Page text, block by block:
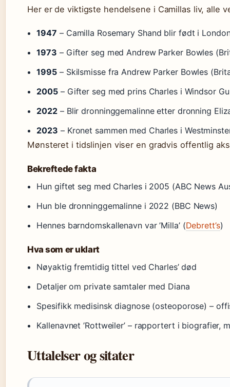
Her er de viktigste hendelsene i Camillas liv, alle
1947 – Camilla Rosemary Shand blir født i
1973 – Gifter seg med Andrew Parker Bowles
1995 – Skilsmisse fra Andrew Parker Bowles
2005 – Gifter seg med prins Charles i Windsor
2022 – Blir dronninggemalinne etter dronning
2023 – Kronet sammen med Charles i
Mønsteret i tidslinjen viser en gradvis offentlig
Bekreftede fakta
Hun giftet seg med Charles i 2005 (ABC News
Hun ble dronninggemalinne i 2022 (BBC News)
Hennes barndomskallenavn var ’Milla’ (Debrett’s)
Hva som er uklart
Nøyaktig fremtidig tittel ved Charles’ død
Detaljer om private samtaler med Diana
Spesifikk medisinsk diagnose (osteoporose) –
Kallenavnet ’Rottweiler’ – rapportert i biografier,
Uttalelser og sitater